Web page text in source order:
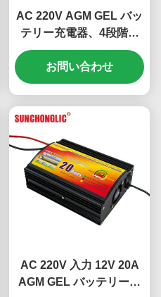
AC 220V AGM GEL バッ
テリー充電器、4段階充
電と12V 30A出力、鉛蓄
電池用
お問い合わせ
AC 220V 入力 12V 20A
AGM GEL バッテリー充